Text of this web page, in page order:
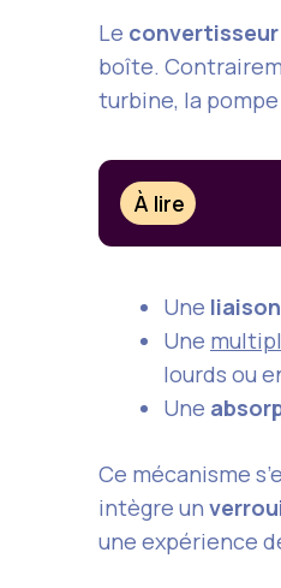
Le
boîte.
turbine, la
À lire
Une
Une
lourds ou
Une
Ce mécanisme
intègre un
une expérience